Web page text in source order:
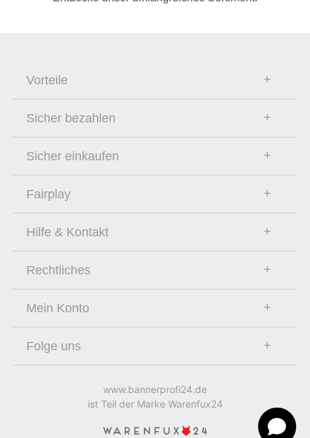
Vorteile
Sicher bezahlen
Sicher einkaufen
Fairplay
Hilfe & Kontakt
Rechtliches
Mein Konto
Folge uns
www.bannerprofi24.de
ist Teil der Marke Warenfux24